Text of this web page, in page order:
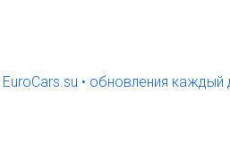
• обновления каждый день